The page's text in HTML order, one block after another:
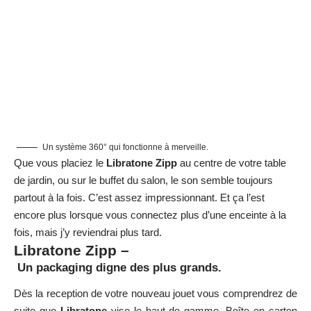
Un système 360° qui fonctionne à merveille.
Que vous placiez le Libratone Zipp au centre de votre table
de jardin, ou sur le buffet du salon, le son semble toujours
partout à la fois. C’est assez impressionnant. Et ça l’est
encore plus lorsque vous connectez plus d’une enceinte à la
fois, mais j’y reviendrai plus tard.
Libratone Zipp –
Un packaging digne des plus grands.
Dès la reception de votre nouveau jouet vous comprendrez de